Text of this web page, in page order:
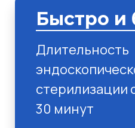
Быстро и
Длительность
стерилизации
30 минут